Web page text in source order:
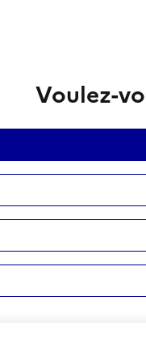
Voulez-